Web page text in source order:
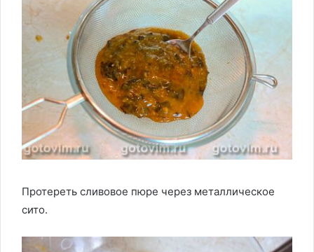
Протереть сливовое пюре через металлическое
сито.